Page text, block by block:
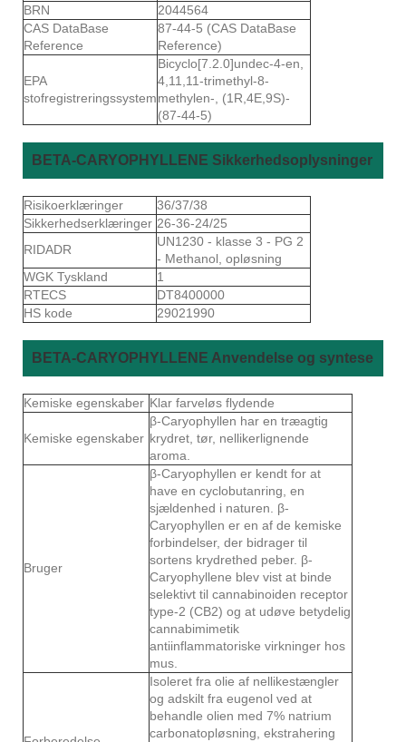
BRN
2044564
CAS DataBase
Reference
87-44-5 (CAS DataBase
Reference)
EPA
stofregistreringssystem
Bicyclo[7.2.0]undec-4-en,
4,11,11-trimethyl-8-
methylen-, (1R,4E,9S)-
(87-44-5)
BETA-CARYOPHYLLENE Sikkerhedsoplysninger
Risikoerklæringer
36/37/38
Sikkerhedserklæringer 26-36-24/25
RIDADR
UN1230 - klasse 3 - PG 2
- Methanol, opløsning
WGK Tyskland
1
RTECS
DT8400000
HS kode
29021990
BETA-CARYOPHYLLENE Anvendelse og syntese
Kemiske egenskaber Klar farveløs flydende
Kemiske egenskaber
β-Caryophyllen har en træagtig
krydret, tør, nellikerlignende
aroma.
Bruger
β-Caryophyllen er kendt for at
have en cyclobutanring, en
sjældenhed i naturen. β-
Caryophyllen er en af ​​de kemiske
forbindelser, der bidrager til
sortens krydrethed peber. β-
Caryophyllene blev vist at binde
selektivt til cannabinoiden receptor
type-2 (CB2) og at udøve betydelig
cannabimimetik
antiinflammatoriske virkninger hos
mus.
Isoleret fra olie af nellikestængler
og adskilt fra eugenol ved at
behandle olien med 7% natrium
carbonatopløsning, ekstrahering